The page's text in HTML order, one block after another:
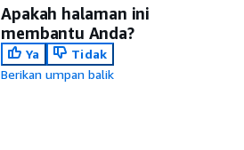
Apakah halaman ini
membantu Anda?
Ya
Tidak
Berikan umpan balik